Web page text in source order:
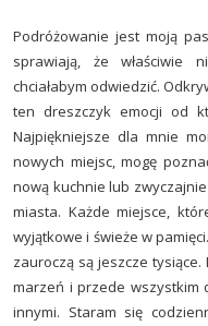
Podróżowanie jest moją
sprawiają, że właściwie
chciałabym odwiedzić.
ten dreszczyk emocji od
Najpiękniejsze dla mnie
nowych miejsc, mogę
nową kuchnie lub
miasta. Każde miejsce,
wyjątkowe i świeże w
zauroczą są jeszcze
marzeń i przede wszystkim
innymi. Staram się